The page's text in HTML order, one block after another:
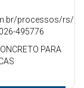
processos/rs/
495776
PARA